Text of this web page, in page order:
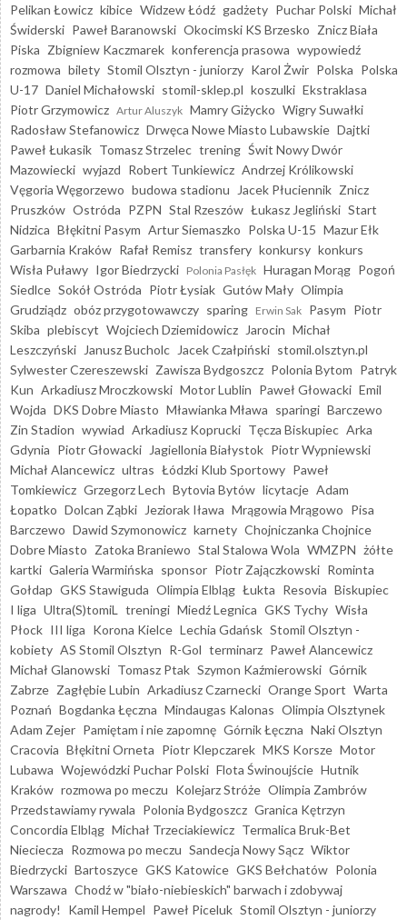
Pelikan Łowicz kibice Widzew Łódź gadżety Puchar Polski Michał
Świderski Paweł Baranowski Okocimski KS Brzesko Znicz Biała
Piska Zbigniew Kaczmarek konferencja prasowa wypowiedź
rozmowa bilety Stomil Olsztyn - juniorzy Karol Żwir Polska Polska
U-17 Daniel Michałowski stomil-sklep.pl koszulki Ekstraklasa
Piotr Grzymowicz Artur Aluszyk Mamry Giżycko Wigry Suwałki
Radosław Stefanowicz Drwęca Nowe Miasto Lubawskie Dajtki
Paweł Łukasik Tomasz Strzelec trening Świt Nowy Dwór
Mazowiecki wyjazd Robert Tunkiewicz Andrzej Królikowski
Vęgoria Węgorzewo budowa stadionu Jacek Płuciennik Znicz
Pruszków Ostróda PZPN Stal Rzeszów Łukasz Jegliński Start
Nidzica Błękitni Pasym Artur Siemaszko Polska U-15 Mazur Ełk
Garbarnia Kraków Rafał Remisz transfery konkursy konkurs
Wisła Puławy Igor Biedrzycki Polonia Pasłęk Huragan Morąg Pogoń
Siedlce Sokół Ostróda Piotr Łysiak Gutów Mały Olimpia
Grudziądz obóz przygotowawczy sparing Erwin Sak Pasym Piotr
Skiba plebiscyt Wojciech Dziemidowicz Jarocin Michał
Leszczyński
Janusz Bucholc Jacek Czałpiński stomil.olsztyn.pl
Sylwester Czereszewski Zawisza Bydgoszcz Polonia Bytom Patryk
Kun Arkadiusz Mroczkowski Motor Lublin Paweł Głowacki Emil
Wojda DKS Dobre Miasto Mławianka Mława sparingi Barczewo
Zin Stadion wywiad Arkadiusz Koprucki Tęcza Biskupiec Arka
Gdynia Piotr Głowacki Jagiellonia Białystok Piotr Wypniewski
Michał Alancewicz ultras Łódzki Klub Sportowy Paweł
Tomkiewicz Grzegorz Lech Bytovia Bytów licytacje Adam
Łopatko Dolcan Ząbki Jeziorak Iława Mrągowia Mrągowo Pisa
Barczewo Dawid Szymonowicz karnety Chojniczanka Chojnice
Dobre Miasto Zatoka Braniewo Stal Stalowa Wola WMZPN żółte
kartki Galeria Warmińska sponsor Piotr Zajączkowski Rominta
Gołdap GKS Stawiguda Olimpia Elbląg Łukta Resovia Biskupiec
I liga Ultra(S)tomiL treningi Miedź Legnica GKS Tychy Wisła
Płock III liga Korona Kielce Lechia Gdańsk Stomil Olsztyn -
kobiety AS Stomil Olsztyn R-Gol terminarz Paweł Alancewicz
Michał Glanowski Tomasz Ptak Szymon Kaźmierowski Górnik
Zabrze Zagłębie Lubin Arkadiusz Czarnecki Orange Sport Warta
Poznań Bogdanka Łęczna Mindaugas Kalonas Olimpia Olsztynek
Adam Zejer Pamiętam i nie zapomnę Górnik Łęczna Naki Olsztyn
Cracovia Błękitni Orneta Piotr Klepczarek MKS Korsze Motor
Lubawa Wojewódzki Puchar Polski Flota Świnoujście Hutnik
Kraków rozmowa po meczu Kolejarz Stróże Olimpia Zambrów
Przedstawiamy rywala Polonia Bydgoszcz Granica Kętrzyn
Concordia Elbląg Michał Trzeciakiewicz Termalica Bruk-Bet
Nieciecza Rozmowa po meczu Sandecja Nowy Sącz Wiktor
Biedrzycki Bartoszyce GKS Katowice GKS Bełchatów Polonia
Warszawa Chodź w "biało-niebieskich" barwach i zdobywaj
nagrody!
Kamil Hempel Paweł Piceluk Stomil Olsztyn - juniorzy